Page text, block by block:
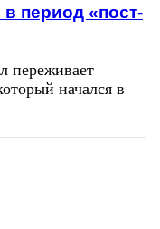
период «пост-
переживает
начался в